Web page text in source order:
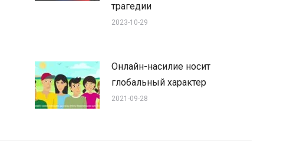
трагедии
2023-10-29
Онлайн-насилие носит
глобальный характер
2021-09-28